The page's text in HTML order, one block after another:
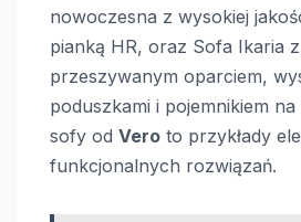
nowoczesna z wysokiej
pianką HR, oraz Sofa Ikaria
przeszywanym oparciem,
poduszkami i pojemnikiem na
sofy od Vero to przykłady
funkcjonalnych rozwiązań.